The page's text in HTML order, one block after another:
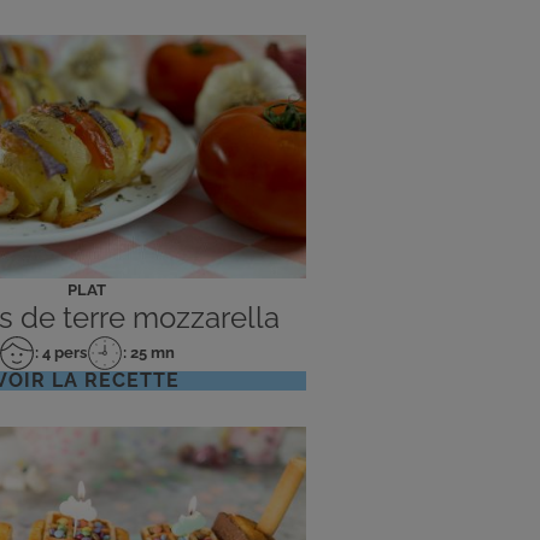
PLAT
de terre mozzarella
Nombre
: 4 pers
Temps
de
: 25 mn
LA RECETTE